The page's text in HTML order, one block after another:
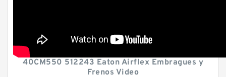
40CM550 512243 Eaton Airflex Embragues y
Frenos Video